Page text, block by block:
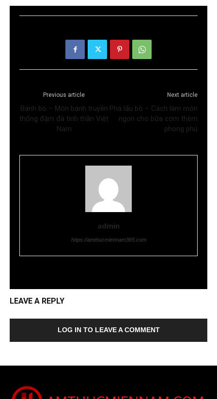
Previous article
Bánh bò – Món bánh truyền
thống đậm đà tinh thần Việt
Nam
Next article
Phá lấu bò – Cách làm món
ngon cho bữa cơm thêm
phong phú
admin
https://amthucmiennam365.com
LEAVE A REPLY
LOG IN TO LEAVE A COMMENT